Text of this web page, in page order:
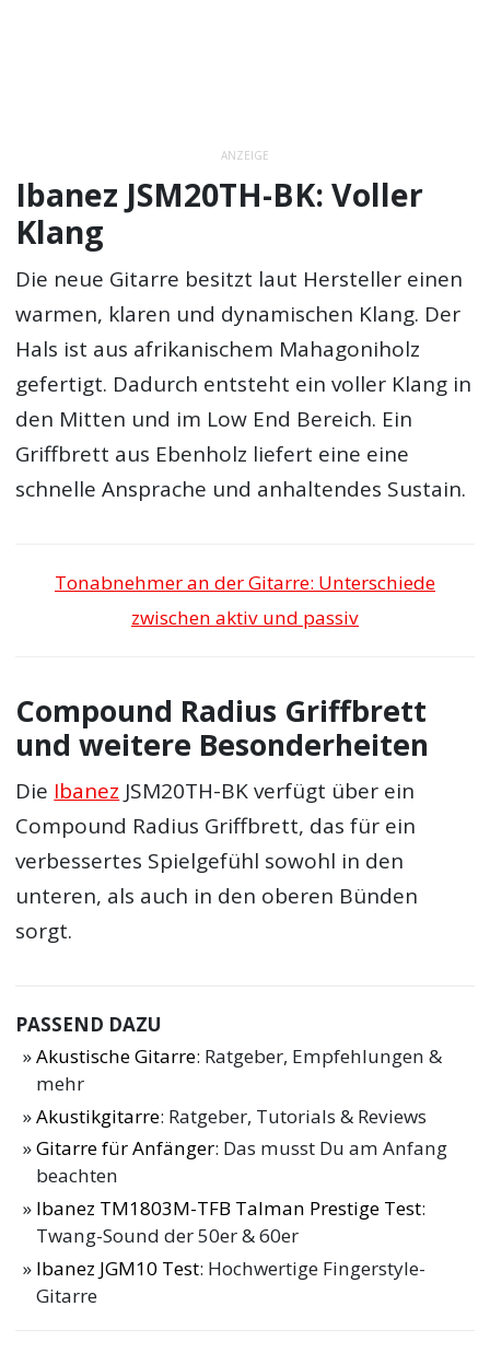
ANZEIGE
Ibanez JSM20TH-BK: Voller
Klang
Die neue Gitarre besitzt laut Hersteller einen
warmen, klaren und dynamischen Klang. Der
Hals ist aus afrikanischem Mahagoniholz
gefertigt. Dadurch entsteht ein voller Klang in
den Mitten und im Low End Bereich. Ein
Griffbrett aus Ebenholz liefert eine eine
schnelle Ansprache und anhaltendes Sustain.
Tonabnehmer an der Gitarre: Unterschiede
zwischen aktiv und passiv
Compound Radius Griffbrett
und weitere Besonderheiten
Die Ibanez JSM20TH-BK verfügt über ein
Compound Radius Griffbrett, das für ein
verbessertes Spielgefühl sowohl in den
unteren, als auch in den oberen Bünden
sorgt.
PASSEND DAZU
Akustische Gitarre: Ratgeber, Empfehlungen &
mehr
Akustikgitarre: Ratgeber, Tutorials & Reviews
Gitarre für Anfänger: Das musst Du am Anfang
beachten
Ibanez TM1803M-TFB Talman Prestige Test:
Twang-Sound der 50er & 60er
Ibanez JGM10 Test: Hochwertige Fingerstyle-
Gitarre